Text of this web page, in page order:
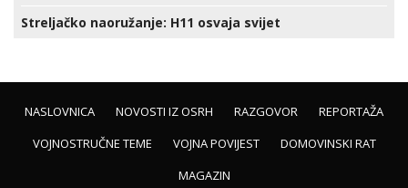
Streljačko naoružanje: H11 osvaja svijet
NASLOVNICA NOVOSTI IZ OSRH RAZGOVOR
REPORTAŽA
VOJNOSTRUČNE TEME
VOJNA POVIJEST
DOMOVINSKI RAT
MAGAZIN